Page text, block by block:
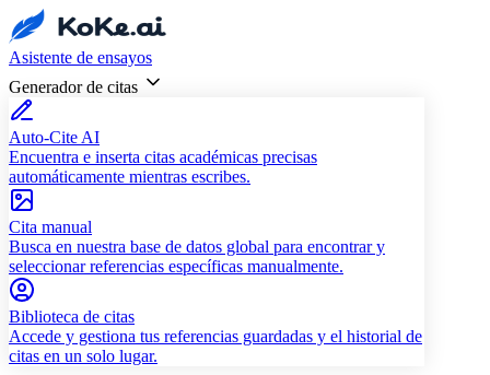
Asistente de ensayos
Generador de citas
Auto-Cite AI
Encuentra e inserta citas académicas precisas
automáticamente mientras escribes.
Cita manual
Busca en nuestra base de datos global para encontrar y
seleccionar referencias específicas manualmente.
Biblioteca de citas
Accede y gestiona tus referencias guardadas y el historial de
citas en un solo lugar.